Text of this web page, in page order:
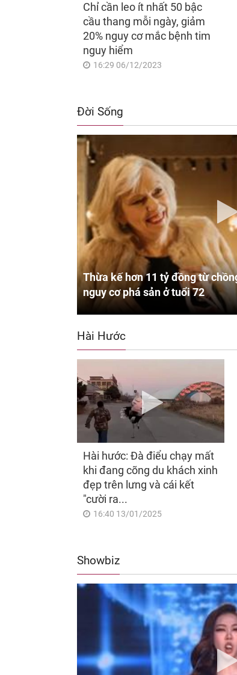
Chỉ cần leo ít nhất 50 bậc
cầu thang mỗi ngày, giảm
20% nguy cơ mắc bệnh tim
nguy hiểm
16:29 06/12/2023
Đời Sống
Thừa kế hơn 11 tỷ đồng từ
nguy cơ phá sản ở tuổi 72
Hài Hước
Hài hước: Đà điểu chạy mất
khi đang cõng du khách xinh
đẹp trên lưng và cái kết
"cười ra...
16:40 13/01/2025
Showbiz